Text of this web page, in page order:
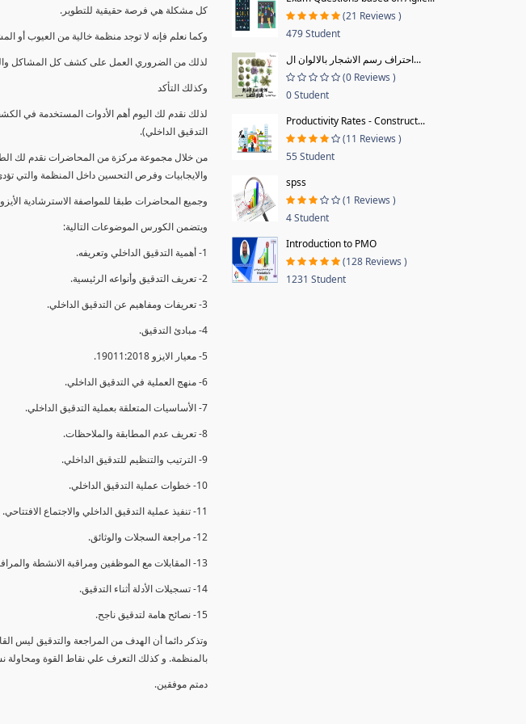
كل مشكلة هي فرصة حقيقية للتطوير.
وكما نعلم فإنه لا توجد منظمة خالية من العيوب أو
لذلك من الضروري العمل على كشف كل المشاكل
وكذلك التأكد
لذلك نقدم لك اليوم أهم الأدوات المستخدمة في
التدقيق الداخلي).
من خلال مجموعة مركزة من المحاضرات نقدم لك
والايجابيات وفرص التحسين داخل المنظمة والتي
وجميع المحاضرات طبقا للمواصفة الاسترشادية الأيزو
ويتضمن الكورس الموضوعات التالية:
1- أهمية التدقيق الداخلي وتعريفه.
2- تعريف التدقيق وأنواعه الرئيسية.
3- تعريفات ومفاهيم عن التدقيق الداخلي.
4- مبادئ التدقيق.
5- معيار الايزو 19011:2018.
6- منهج العملية في التدقيق الداخلي.
7- الأساسيات المتعلقة بعملية التدقيق الداخلي.
8- تعريف عدم المطابقة والملاحظات.
9- الترتيب والتنظيم للتدقيق الداخلي.
10- خطوات عملية التدقيق الداخلي.
11- تنفيذ عملية التدقيق الداخلي والاجتماع الافتتاحي.
12- مراجعة السجلات والوثائق.
13- المقابلات مع الموظفين ومراقبة الانشطة والمرافق.
14- تسجيلات الأدلة أثناء التدقيق.
15- نصائح هامة لتدقيق ناجح.
وتذكر دائما أن الهدف من المراجعة والتدقيق ليس
بالمنظمة. و كذلك التعرف علي نقاط القوة ومحاولة
دمتم موفقين.
(21 Reviews )
479 Student
احتراف رسم الاشجار بالالوان ال...
(0 Reviews )
0 Student
Productivity Rates - Construct...
(11 Reviews )
55 Student
spss
(1 Reviews )
4 Student
Introduction to PMO
(128 Reviews )
1231 Student